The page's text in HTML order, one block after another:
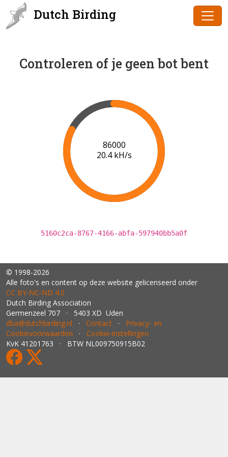
Dutch Birding
Controleren of je geen bot bent
88000
20.5 kH/s
5160c2ca-8767-4166-abfa-597940bb5a0f
© 1998-2026
Alle foto's en content op deze website gelicenseerd onder
CC BY‑NC‑ND 4.0
Dutch Birding Association
Germenzeel 707 · 5403 XD Uden
dba@dutchbirding.nl · Contact · Privacy- en
Cookievoorwaarden · Cookie-instellingen
KvK 41201763 · BTW NL009750915B02